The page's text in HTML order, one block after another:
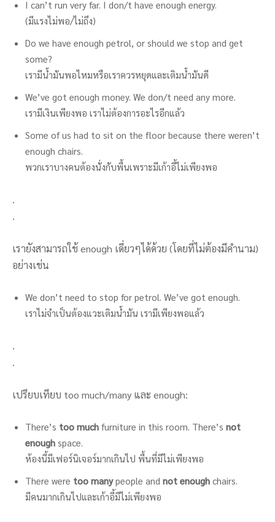
I can’t run very far. I don/t have enough energy.
(มีแรงไม่พอ/ไม่ถึง)
Do we have enough petrol, or should we stop and get
some?
เรามีน้ำมันพอไหมหรือเราควรหยุดและเติมน้ำมันดี
We’ve got enough money. We don/t need any more.
เรามีเงินเพียงพอ เราไม่ต้องการอะไรอีกแล้ว
Some of us had to sit on the floor because there weren’t
enough chairs.
พวกเราบางคนต้องนั่งกับพื้นเพราะมีเก้าอี้ไม่เพียงพอ
.
.
เรายังสามารถใช้ enough เดี่ยวๆได้ด้วย (โดยที่ไม่ต้องมีคำนาม)
อย่างเช่น
We don’t need to stop for petrol. We’ve got enough.
เราไม่จำเป็นต้องแวะเติมน้ำมัน เรามีเพียงพอแล้ว
.
.
เปรียบเทียบ too much/many และ enough:
There’s too much furniture in this room. There’s not
enough space.
ห้องนี้มีเฟอร์นิเจอร์มากเกินไป พื้นที่มีไม่เพียงพอ
There were too manypeople and not enough chairs.
มีคนมากเกินไปและเก้าอี้มีไม่เพียงพอ